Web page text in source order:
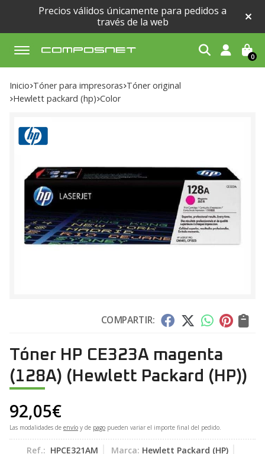
Precios válidos únicamente para pedidos a
través de la web
Buscar 0
Inicio tóner para impresoras
tóner original
hewlett packard (hp)
color
COMPARTIR:
Tóner HP CE323A magenta
(128A) (Hewlett Packard (HP))
92,05€
Las modalidades de envío y de pago pueden variar el importe final del pedido.
Ref.: HPCE321AM Marca: Hewlett Packard (HP)